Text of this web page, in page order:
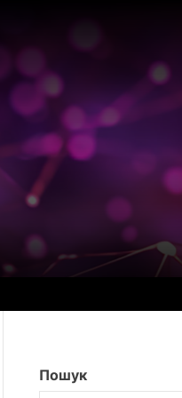
Пошук